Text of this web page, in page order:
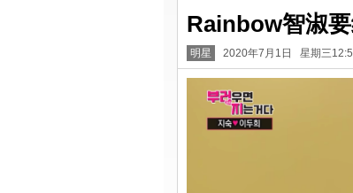
Rainbow智淑
明星 2020年7月1日 星期三